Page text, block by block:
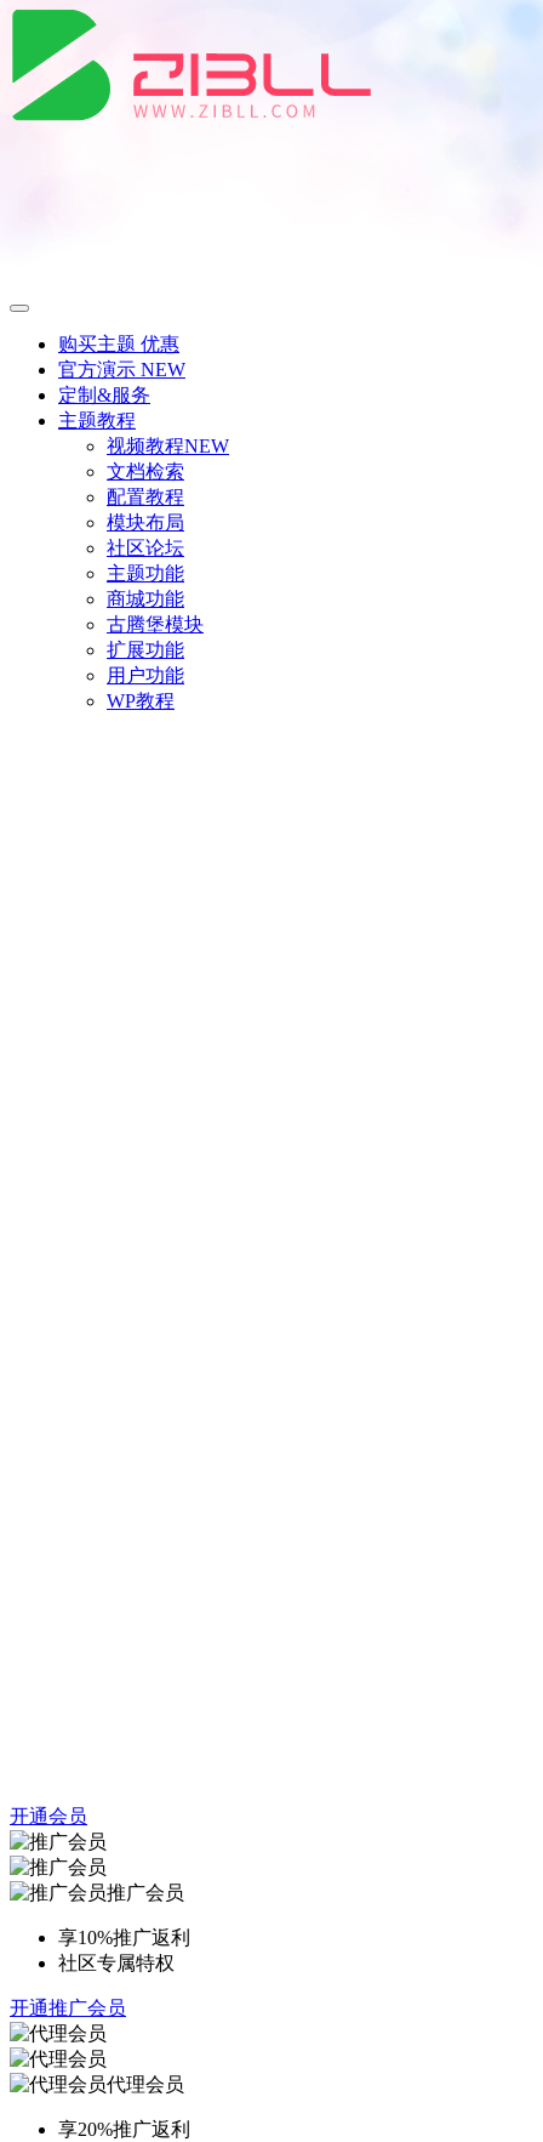
购买主题 优惠
官方演示 NEW
定制&服务
主题教程
视频教程NEW
文档检索
配置教程
模块布局
社区论坛
主题功能
商城功能
古腾堡模块
扩展功能
用户功能
WP教程
开通会员
推广会员
享10%推广返利
社区专属特权
开通推广会员
代理会员
享20%推广返利